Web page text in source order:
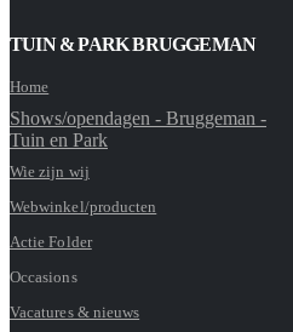
TUIN & PARK BRUGGEMAN
Home
Shows/opendagen - Bruggeman -
Tuin en Park
Wie zijn wij
Webwinkel/producten
Actie Folder
Occasions
Vacatures & nieuws